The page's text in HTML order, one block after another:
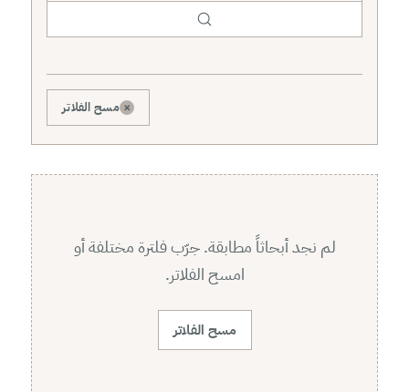
× مسح الفلاتر
لم نجد أبحاثاً مطابقة. جرّب فلترة مختلفة أو
امسح الفلاتر.
مسح الفلاتر